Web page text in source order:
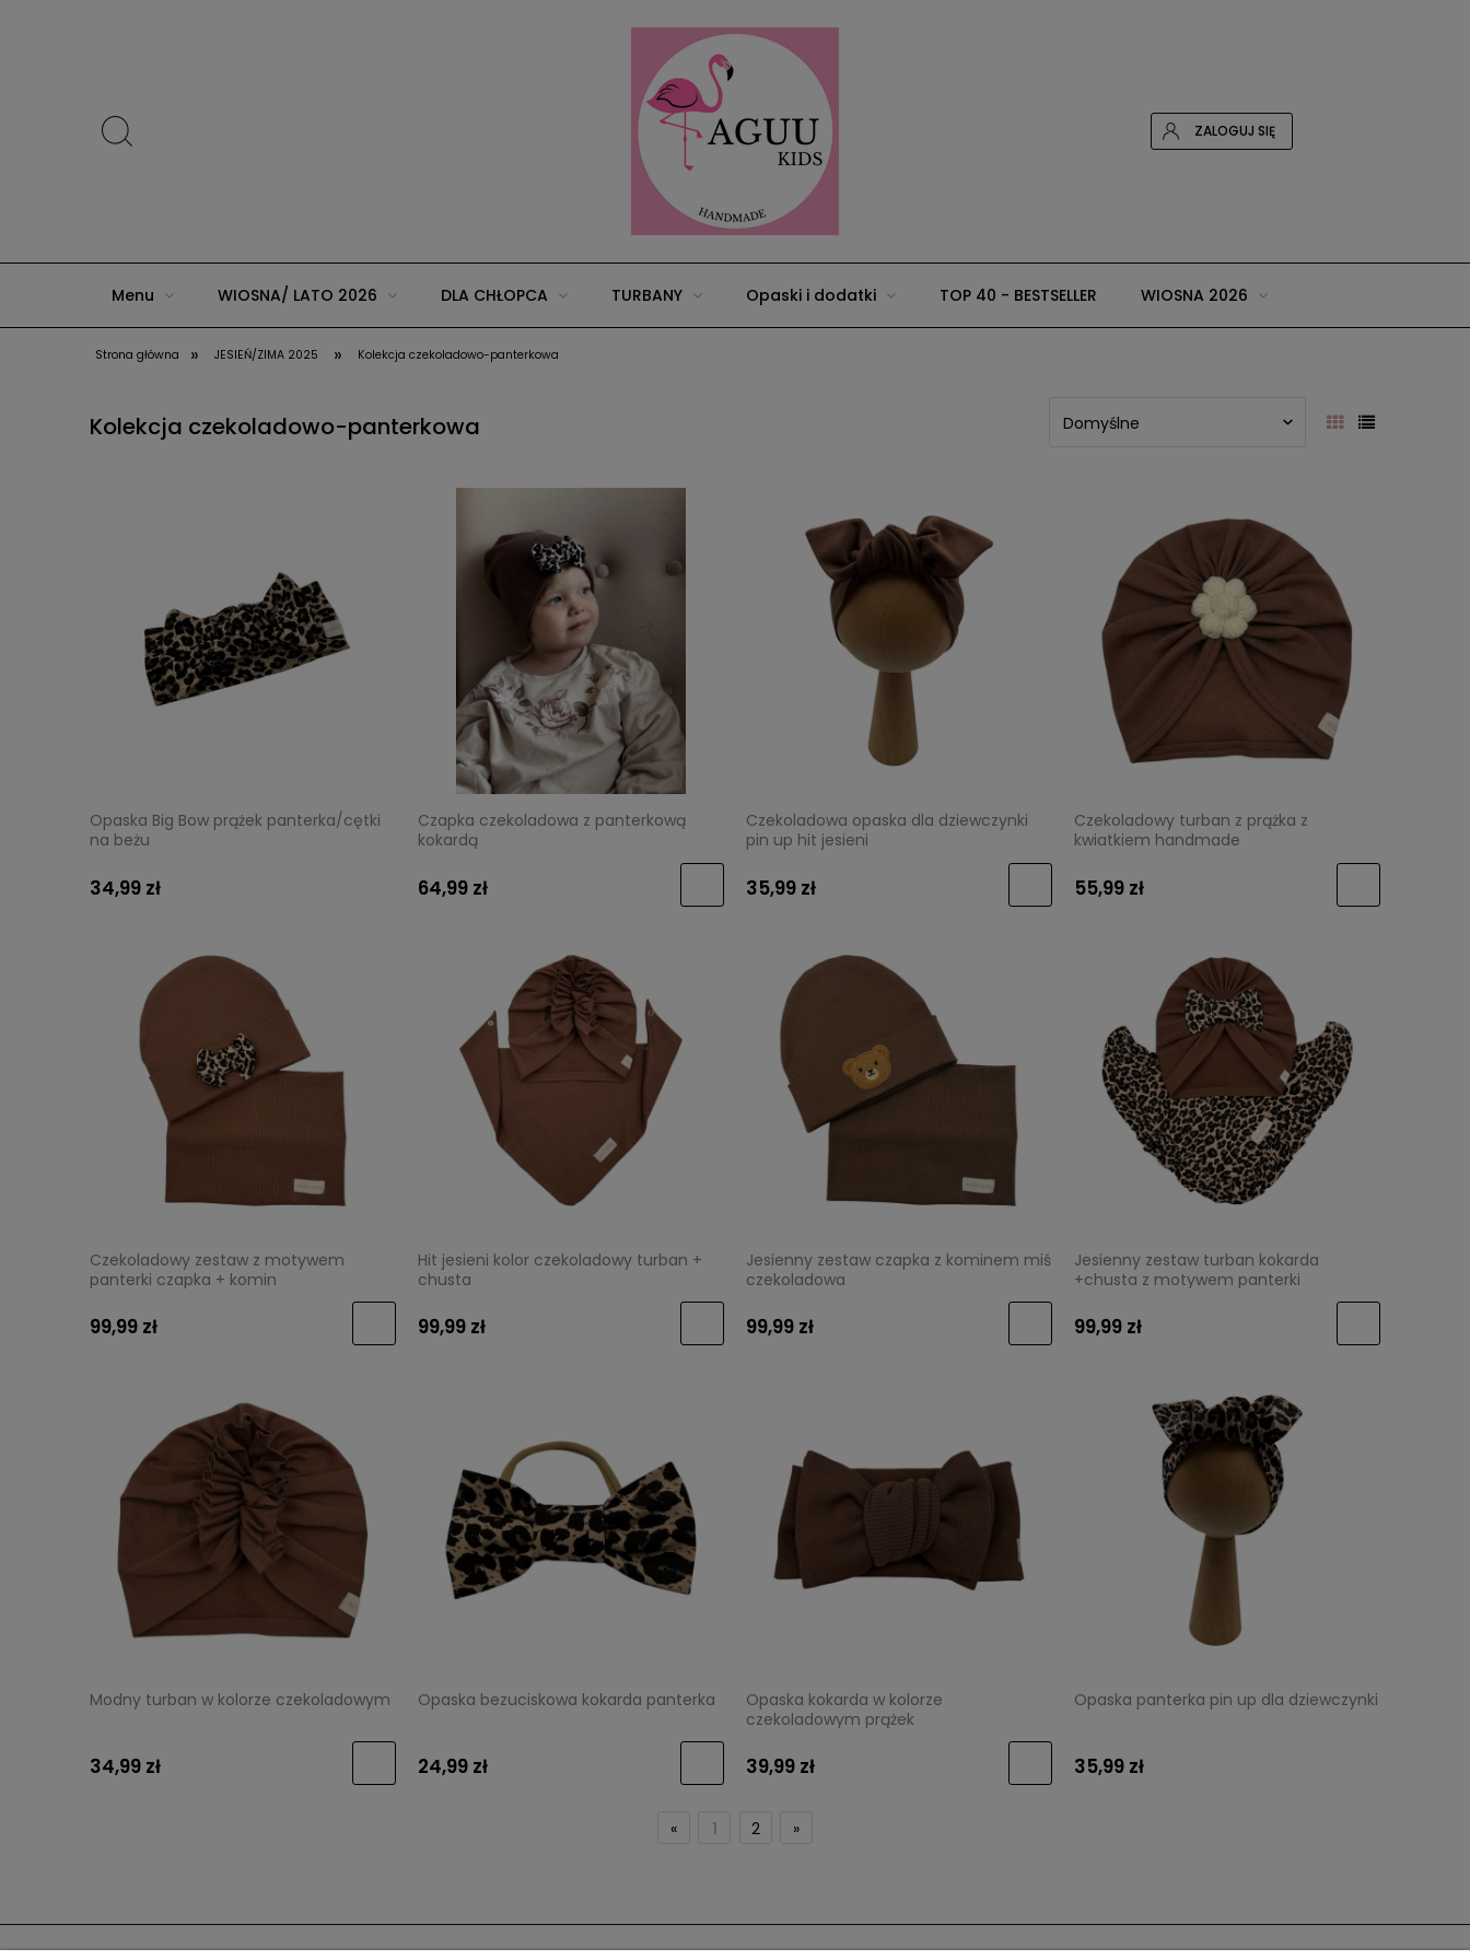
ZALOGUJ SIĘ
Menu WIOSNA/ LATO 2026 DLA CHŁOPCA TURBANY Opaski i dodatki TOP 40 - BESTSELLER WIOSNA 2026
ZIMA 2025 w AGUU KIDS JESIEŃ/ZIMA 2025
Strona główna » JESIEŃ/ZIMA 2025 » Kolekcja czekoladowo-panterkowa
Kolekcja czekoladowo-panterkowa
Opaska Big Bow prążek panterka/cętki
na beżu
34,99 zł
Czapka czekoladowa z panterkową
kokardą
64,99 zł
Czekoladowa opaska dla dziewczynki
pin up hit jesieni
35,99 zł
Czekoladowy turban z prążka z
kwiatkiem handmade
55,99 zł
Czekoladowy zestaw z motywem
panterki czapka + komin
99,99 zł
Hit jesieni kolor czekoladowy turban +
chusta
99,99 zł
Jesienny zestaw czapka z kominem miś
czekoladowa
99,99 zł
Jesienny zestaw turban kokarda
+chusta z motywem panterki
99,99 zł
Modny turban w kolorze czekoladowym
34,99 zł
Opaska bezuciskowa kokarda panterka
24,99 zł
Opaska kokarda w kolorze
czekoladowym prążek
39,99 zł
Opaska panterka pin up dla dziewczynki
35,99 zł
« 1 2 »